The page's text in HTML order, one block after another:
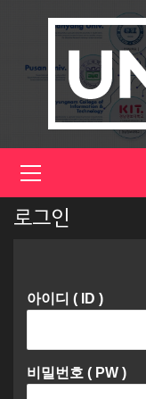
Menu
로그인
아이디 ( ID )
비밀번호 ( PW )